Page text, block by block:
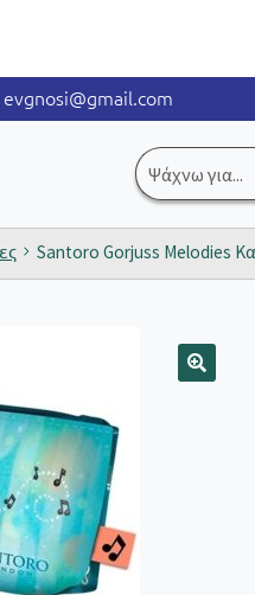
evgnosi@gmail.com
Αναζήτηση
για:
Santoro Gorjuss Melodies